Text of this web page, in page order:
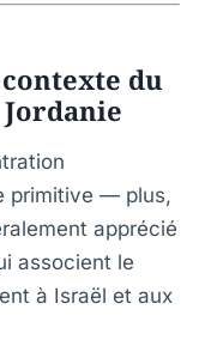
du
primitive — plus,
apprécié
associent le
à Israël et aux